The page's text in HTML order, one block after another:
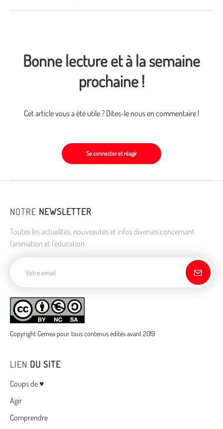
Bonne lecture et à la semaine
prochaine !
Cet article vous a été utile ? Dites-le nous en commentaire !
Se connecter et réagir
NOTRE NEWSLETTER
Toutes les actualités, nouveautés et infos diverses concernant
l'animation et l'éducation
Copyright Cemea pour tous contenus édités avant 2019
LIEN DU SITE
Menu
Coups de ♥
Agir
Comprendre